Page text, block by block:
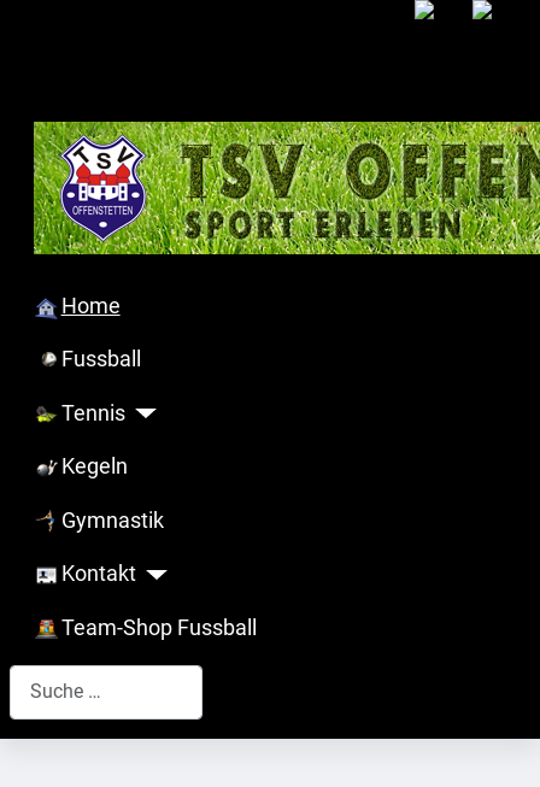
Home
Fussball
Tennis
Kegeln
Gymnastik
Kontakt
Team-Shop Fussball
Suchen